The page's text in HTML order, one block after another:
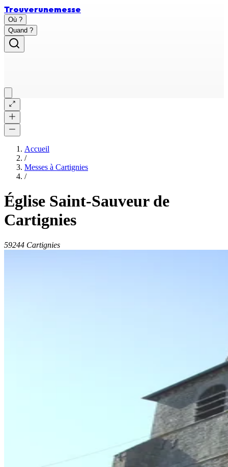
Trouverunemesse
Où ?
Quand ?
Accueil
/
Messes à Cartignies
/
Église Saint-Sauveur de
Cartignies
59244 Cartignies